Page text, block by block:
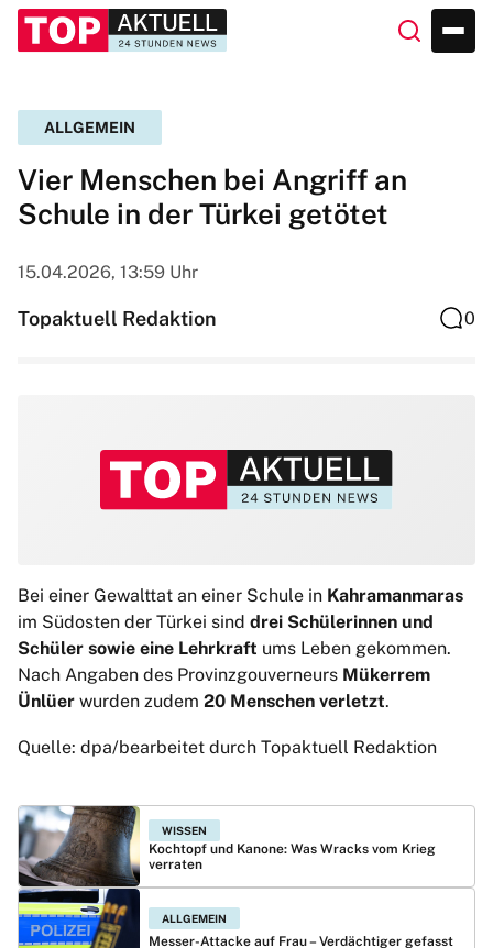
ALLGEMEIN
Vier Menschen bei Angriff an
Schule in der Türkei getötet
15.04.2026, 13:59 Uhr
Topaktuell Redaktion 0
Bei einer Gewalttat an einer Schule in Kahramanmaras
im Südosten der Türkei sind drei Schülerinnen und
Schüler sowie eine Lehrkraft ums Leben gekommen.
Nach Angaben des Provinzgouverneurs Mükerrem
Ünlüer wurden zudem 20 Menschen verletzt.
Quelle: dpa/bearbeitet durch Topaktuell Redaktion
WISSEN
Kochtopf und Kanone: Was Wracks vom Krieg
verraten
ALLGEMEIN
Messer-Attacke auf Frau – Verdächtiger gefasst